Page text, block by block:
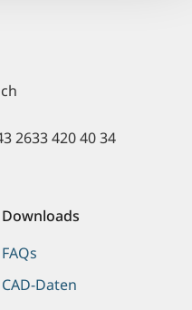
2633 420 40 34
Downloads
FAQs
CAD-Daten